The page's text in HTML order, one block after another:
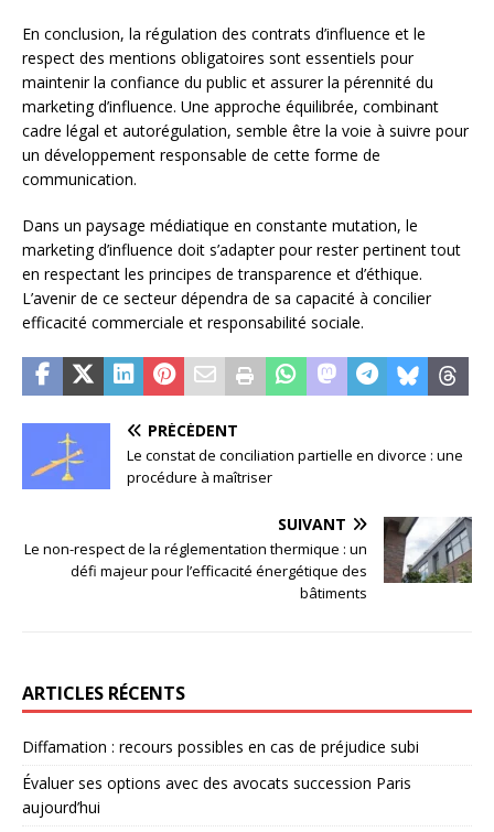
En conclusion, la régulation des contrats d’influence et le
respect des mentions obligatoires sont essentiels pour
maintenir la confiance du public et assurer la pérennité du
marketing d’influence. Une approche équilibrée, combinant
cadre légal et autorégulation, semble être la voie à suivre pour
un développement responsable de cette forme de
communication.
Dans un paysage médiatique en constante mutation, le
marketing d’influence doit s’adapter pour rester pertinent tout
en respectant les principes de transparence et d’éthique.
L’avenir de ce secteur dépendra de sa capacité à concilier
efficacité commerciale et responsabilité sociale.
PRÉCÉDENT
Le constat de conciliation partielle en divorce : une
procédure à maîtriser
SUIVANT
Le non-respect de la réglementation thermique : un
défi majeur pour l’efficacité énergétique des
bâtiments
ARTICLES RÉCENTS
Diffamation : recours possibles en cas de préjudice subi
Évaluer ses options avec des avocats succession Paris
aujourd’hui